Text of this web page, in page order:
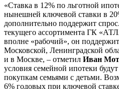
«Ставка в 12% по льготной
нынешней ключевой ставки в
дополнительно поддержит
текущего ассортимента ГК
вполне «рабочий», он
Московской, Ленинградской
и в Москве, – отметил Иван
условия семейной ипотеки
покупкам семьями с детьми.
6% годовых при ключевой